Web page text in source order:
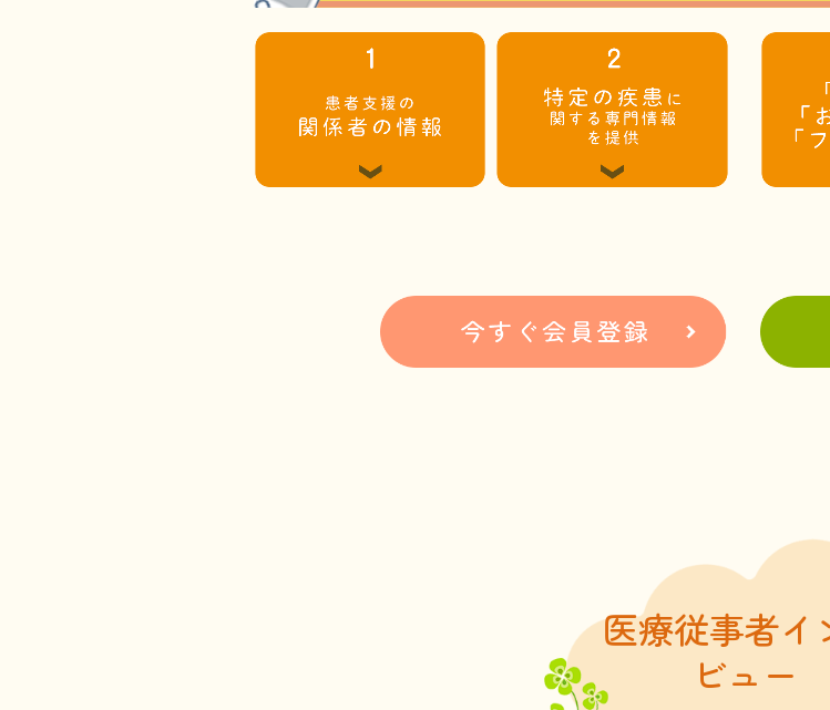
医療従事者イ
ビュー